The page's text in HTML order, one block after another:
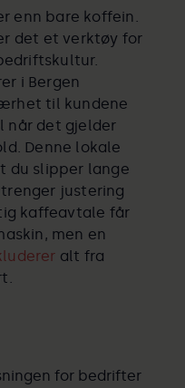
enn bare koffein.
det et verktøy for
i Bergen
til kundene
når det gjelder
Denne lokale
du slipper lange
justering
kaffeavtale får
men en
alt fra
for bedrifter